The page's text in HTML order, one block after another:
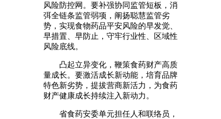
风险防控网。要补强协同监管短板，消
弭全链条监管弱项，阐扬聪慧监管劣
势，实现食物药品平安风险的早发觉、
早措置、早防止，守牢行业性、区域性
风险底线。
凸起立异变化，鞭策食药财产高质
量成长。要激活成长新动能，培育品牌
特色新劣势，提拔营商新活力，为食药
财产健康成长持续注入新动力。
省食药安委单元担任人和联络员，